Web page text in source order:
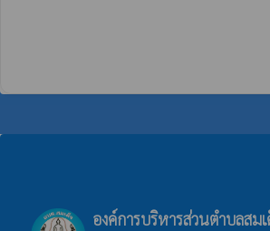
องค์การบริหารส่วนตำบลสม